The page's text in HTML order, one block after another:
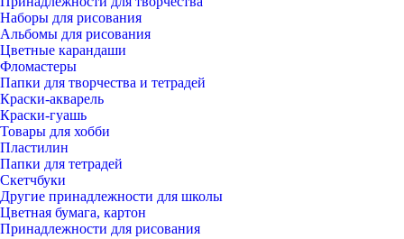
Наборы для рисования
Альбомы для рисования
Цветные карандаши
Фломастеры
Папки для творчества и тетрадей
Краски-акварель
Краски-гуашь
Товары для хобби
Пластилин
Папки для тетрадей
Скетчбуки
Другие принадлежности для школы
Цветная бумага, картон
Принадлежности для рисования